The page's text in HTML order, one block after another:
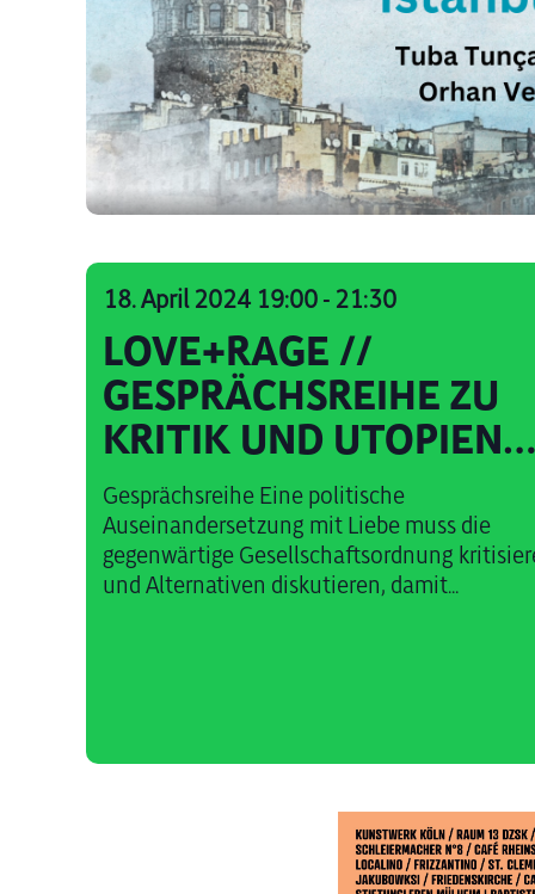
18. April 2024 19:00 - 21:30
LOVE+RAGE //
GESPRÄCHSREIHE ZU
KRITIK UND UTOPIEN
MIT ŞEYDA KURT &
CUSO EHRICH
Gesprächsreihe Eine politische
Auseinandersetzung mit Liebe muss die
gegenwärtige Gesellschaftsordnung
und Alternativen diskutieren, damit...